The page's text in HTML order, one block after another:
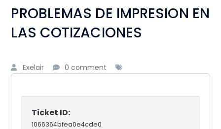
PROBLEMAS DE IMPRESION EN
LAS COTIZACIONES
Exelair 0 comment
Ticket ID:
1066364bfea0e4cde0